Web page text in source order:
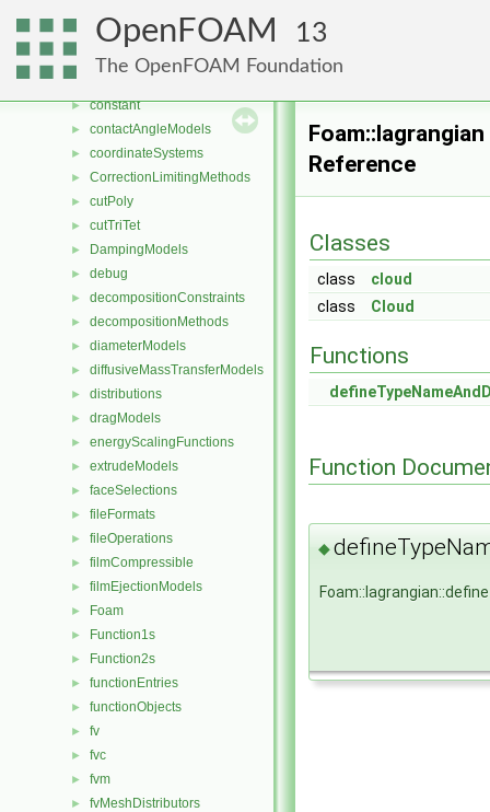
OpenFOAM 13
The OpenFOAM Foundation
► clouds
► combustionModels
►
► constant
► contactAngleModels
► coordinateSystems
► CorrectionLimitingMethods
► cutPoly
► cutTriTet
► DampingModels
► debug
► decompositionConstraints
► decompositionMethods
► diameterModels
► diffusiveMassTransferModels
► distributions
► dragModels
► energyScalingFunctions
► extrudeModels
► faceSelections
► fileFormats
► fileOperations
► filmCompressible
► filmEjectionModels
► Foam
► Function1s
► Function2s
► functionEntries
► functionObjects
► fv
► fvc
► fvm
► fvMeshDistributors
Reference
Classes
class
cloud
class
Cloud
Functions
Function
◆